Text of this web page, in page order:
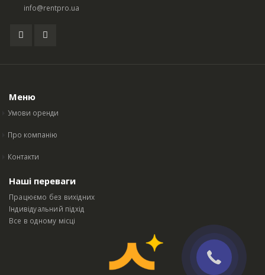
info@rentpro.ua
Меню
Умови оренди
Про компанію
Контакти
Наші переваги
Працюємо без вихідних
Індивідуальний підхід
Все в одному місці